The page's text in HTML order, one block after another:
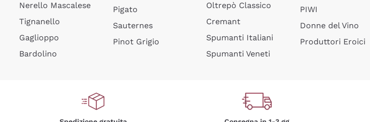
Nerello Mascalese
Tignanello
Gaglioppo
Bardolino
Pigato
Sauternes
Pinot Grigio
Oltrepò Classico
Cremant
Spumanti Italiani
Spumanti Veneti
PIWI
Donne del Vino
Produttori Eroici